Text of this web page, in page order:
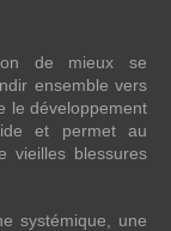
de mieux se
ensemble vers
le développement
et permet au
vieilles blessures
systémique, une